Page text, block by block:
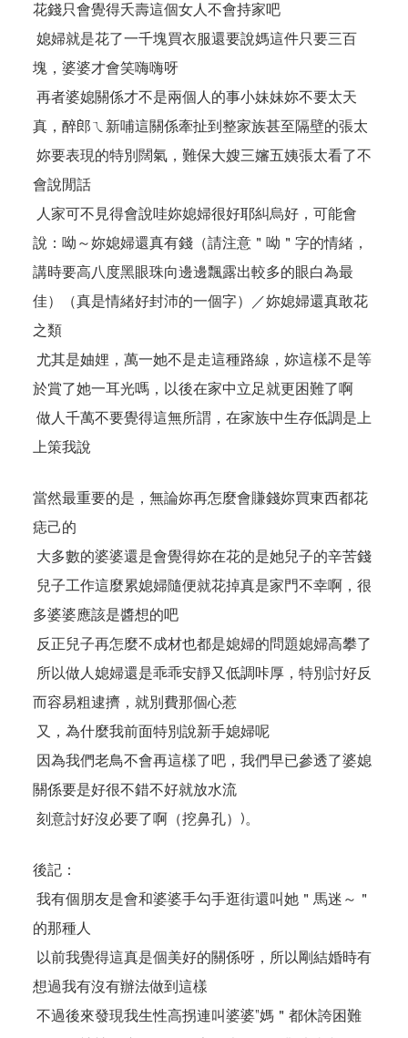
花錢只會覺得夭壽這個女人不會持家吧
媳婦就是花了一千塊買衣服還要說媽這件只要三百
塊，婆婆才會笑嗨嗨呀
再者婆媳關係才不是兩個人的事小妹妹妳不要太天
真，醉郎ㄟ新哺這關係牽扯到整家族甚至隔壁的張太
妳要表現的特別闊氣，難保大嫂三嬸五姨張太看了不
會說閒話
人家可不見得會說哇妳媳婦很好耶糾烏好，可能會
說：呦～妳媳婦還真有錢（請注意＂呦＂字的情緒，
講時要高八度黑眼珠向邊邊飄露出較多的眼白為最
佳）（真是情緒好封沛的一個字）／妳媳婦還真敢花
之類
尤其是妯娌，萬一她不是走這種路線，妳這樣不是等
於賞了她一耳光嗎，以後在家中立足就更困難了啊
做人千萬不要覺得這無所謂，在家族中生存低調是上
上策我說
當然最重要的是，無論妳再怎麼會賺錢妳買東西都花
痣己的
大多數的婆婆還是會覺得妳在花的是她兒子的辛苦錢
兒子工作這麼累媳婦隨便就花掉真是家門不幸啊，很
多婆婆應該是醬想的吧
反正兒子再怎麼不成材也都是媳婦的問題媳婦高攀了
所以做人媳婦還是乖乖安靜又低調咔厚，特別討好反
而容易粗逮擠，就別費那個心惹
又，為什麼我前面特別說新手媳婦呢
因為我們老鳥不會再這樣了吧，我們早已參透了婆媳
關係要是好很不錯不好就放水流
刻意討好沒必要了啊（挖鼻孔）)。
後記：
我有個朋友是會和婆婆手勾手逛街還叫她＂馬迷～＂
的那種人
以前我覺得這真是個美好的關係呀，所以剛結婚時有
想過我有沒有辦法做到這樣
不過後來發現我生性高拐連叫婆婆”媽＂都休誇困難